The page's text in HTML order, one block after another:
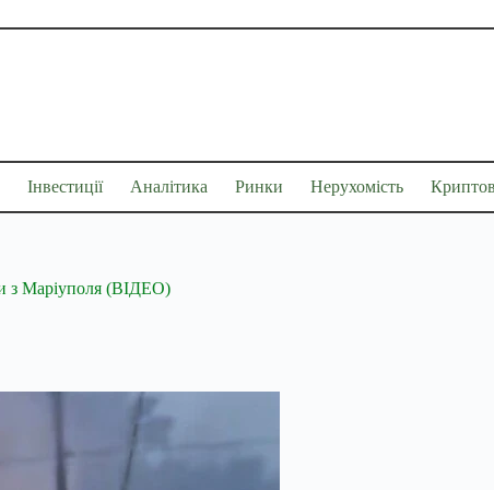
Інвестиції Аналітика Ринки Нерухомість
з Маріуполя (ВІДЕО)